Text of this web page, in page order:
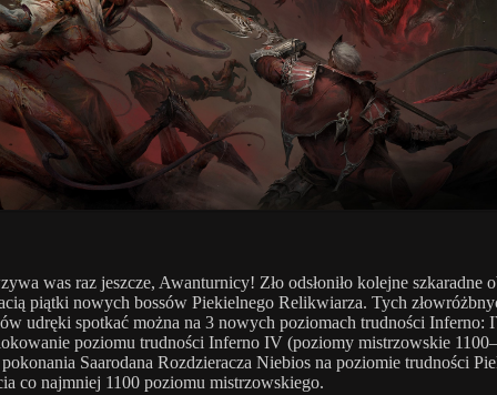
was raz jeszcze, Awanturnicy! Zło odsłoniło kolejne szkaradne
piątki nowych bossów Piekielnego Relikwiarza. Tych
udręki spotkać można na 3 nowych poziomach trudności Inferno:
poziomu trudności Inferno IV (poziomy mistrzowskie
Saarodana Rozdzieracza Niebios na poziomie trudności
co najmniej 1100 poziomu mistrzowskiego.